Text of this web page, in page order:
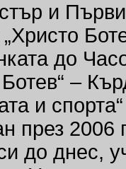
и Първи
до
Ботев“ –
и
през 2006
до днес,